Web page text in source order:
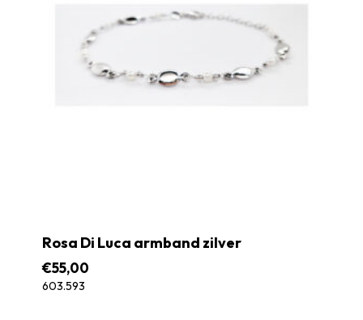
Rosa Di Luca armband zilver
€55,00
603.593